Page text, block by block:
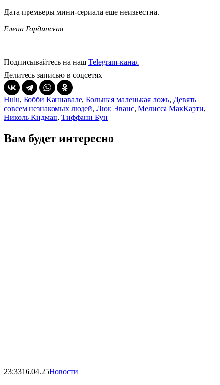
Дата премьеры мини-сериала еще неизвестна.
Елена Гординская
Подписывайтесь на наш Telegram-канал
Делитесь записью в соцсетях
Hulu, Бобби Каннавале, Большая маленькая ложь, Девять
совсем незнакомых людей, Люк Эванс, Мелисса МакКарти,
Николь Кидман, Тиффани Бун
Вам будет интересно
23:3316.04.25Новости